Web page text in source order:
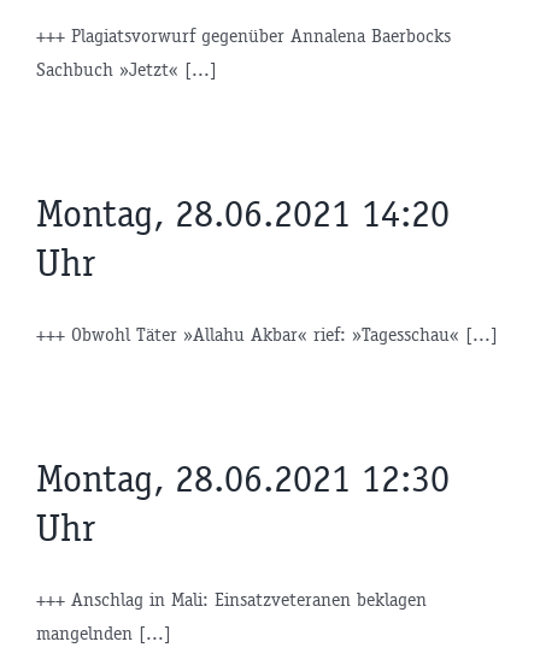
+++ Plagiatsvorwurf gegenüber Annalena Baerbocks
Sachbuch »Jetzt« [...]
Montag, 28.06.2021 14:20
Uhr
+++ Obwohl Täter »Allahu Akbar« rief: »Tagesschau« [...]
Montag, 28.06.2021 12:30
Uhr
+++ Anschlag in Mali: Einsatzveteranen beklagen
mangelnden [...]